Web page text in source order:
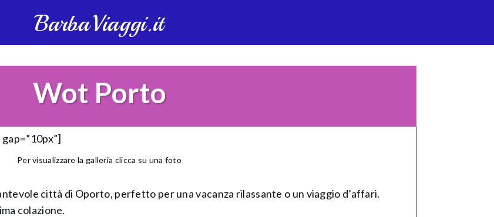
BarbaViaggi.it
Wot Porto
Per visualizzare la galleria clicca su una foto
città di Oporto, perfetto per una vacanza rilassante o un viaggio d’affari.
colazione.